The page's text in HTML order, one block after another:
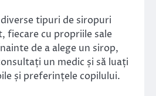
tipuri de siropuri
fiecare cu propriile sale
de a alege un sirop,
un medic și să luați
și preferințele copilului.